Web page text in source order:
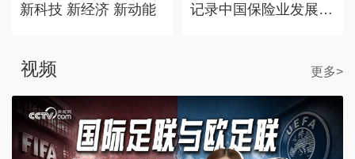
新科技 新经济 新动能
记录中国保险业发展历
视频 更多>